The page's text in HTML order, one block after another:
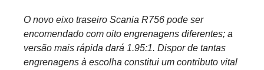
O novo eixo traseiro Scania R756 pode ser
encomendado com oito engrenagens diferentes; a
versão mais rápida dará 1.95:1. Dispor de tantas
engrenagens à escolha constitui um contributo vital